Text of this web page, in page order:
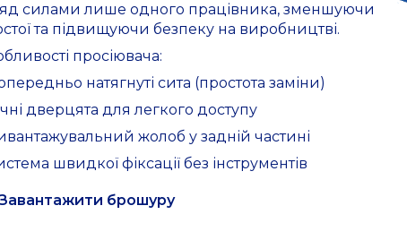
силами лише одного працівника, зменшуючи
та підвищуючи безпеку на виробництві.
просіювача:
натягнуті сита (простота заміни)
дверцята для легкого доступу
жолоб у задній частині
швидкої фіксації без інструментів
брошуру